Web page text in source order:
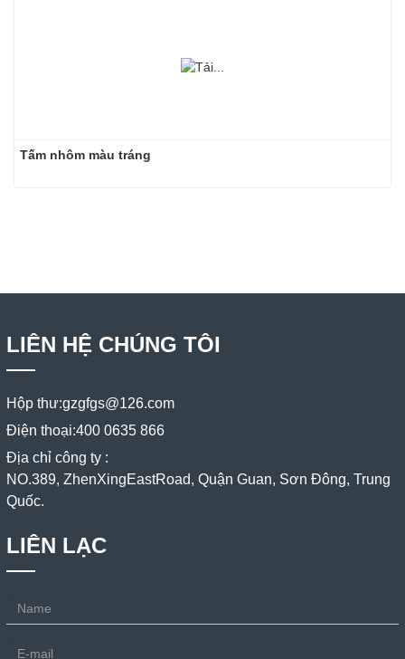
Tấm nhôm màu tráng
LIÊN HỆ CHÚNG TÔI
Hộp thư:gzgfgs@126.com
Điện thoại:400 0635 866
Địa chỉ công ty :
NO.389, ZhenXingEastRoad, Quận Guan, Sơn Đông, Trung
Quốc.
LIÊN LẠC